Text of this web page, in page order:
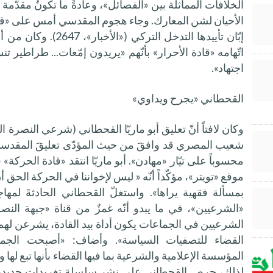
الخلافات المماثلة بين «الفصائل»، وعادةً ما تكونُ
الأحيان لشن المعارك. وجاء هجوم المقدسي أمس على
إبّان تأييدها التدخل
اتّهامه «قادة الأحرار» بأنّهم «يريدون إمّعات... طراطير
اجتهاد».
القحطاني «يجرح ويداوي»
وكان لافتاً أنّ تعليق أبو ماريّا القحطاني (شرعي
شعيب المصري قد وافقَ من حيث المؤدّى تعليقَ
محسوباً على تيّار «مهادن». أبو ماريّا انتقد «قادة
موقع «تويتر»، مؤكّداً أنّه « ليس لإخواننا في الحركة
بمسألة فقهية يراها». واستغلّ القحطاني الحادثةَ
«الشرعيين»، في ما يبدو أنّه غمزٌ من قناة «جبهة
الشرعيين في الجماعات يكون أداة بيد القادة، يشرعن
القضاء للتصفيات السياسة». وأضاف: «أصبحت
المؤسسة الإعلامية والشرعية بما فيها القضاء بأنها تبع